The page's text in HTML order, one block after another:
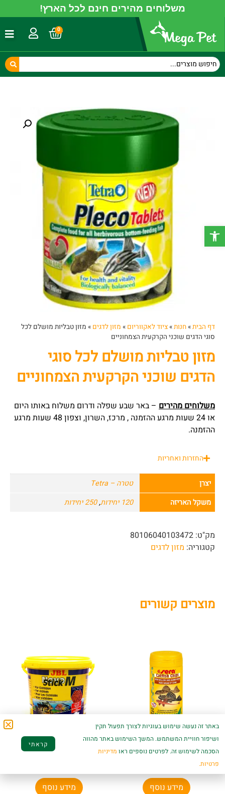
פתח סרגל נגישות
משלוחים מהירים חינם לכל הארץ!
0
דף הבית»חנות»ציוד לאקווריום » מזון לדגים » מזון טבליות מושלם לכל
סוגי הדגים שוכני הקרקעית הצמחוניים
מזון טבליות מושלם לכל סוגי
הדגים שוכני הקרקעית הצמחוניים
משלוחים מהירים – באר שבע שפלה ודרום משלוח באותו היום
או 24 שעות מרגע ההזמנה , מרכז, השרון, וצפון 48 שעות מרגע
ההזמנה.
החזרות ואחריות
יצרן
טטרה – Tetra
משקל האריזה
120 יחידות ,250 יחידות
מק"ט: 80106040103472
קטגוריה: מזון לדגים
מוצרים קשורים
סרה קטפיש צ'יפס 110
גרם Sera Wels Chips
מידע נוסף
נובו סטיק ציקלידים 5.5
מידע נוסף
באתר זה נעשה שימוש בעוגיות לצורך תפעול תקין
ושיפור חוויית המשתמש. המשך השימוש באתר מהווה
הסכמה לשימוש זה. לפרטים נוספים ראו מדיניות
פרטיות.
קראתי